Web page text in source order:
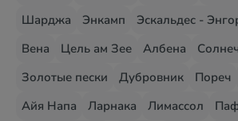
Шарджа
Энкамп Эскальдес -
Вена
Цель ам Зее Албена
Золотые пески
Дубровник Пореч
Айя Напа
Ларнака Лимассол